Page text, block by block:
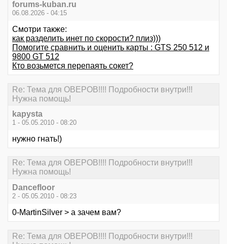
forums-kuban.ru
06.08.2026 - 04:15
Смотри также:
как разделить инет по скорости? плиз)))
Помогите сравнить и оценить карты : GTS 250 512 и
9800 GT 512
Кто возьмется перепаять сокет?
Re: Тема для ОВЕРОВ!!!! Подробности внутри!!!
Нужна помощь!
kapysta
1 - 05.05.2010 - 08:20
нужно гнать!)
Re: Тема для ОВЕРОВ!!!! Подробности внутри!!!
Нужна помощь!
Dancefloor
2 - 05.05.2010 - 08:23
0-MartinSilver > а зачем вам?
Re: Тема для ОВЕРОВ!!!! Подробности внутри!!!